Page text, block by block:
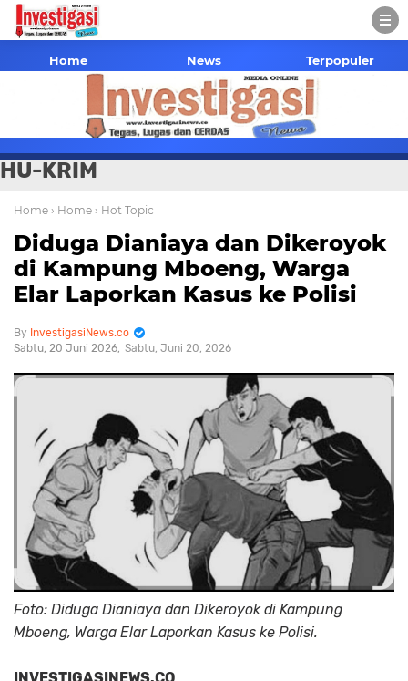
Home News Terpopuler
HU-KRIM
Home › Home › Hot Topic
Diduga Dianiaya dan Dikeroyok
di Kampung Mboeng, Warga
Elar Laporkan Kasus ke Polisi
InvestigasiNews.co
Sabtu, 20 Juni 2026 Sabtu, Juni 20, 2026
Foto: Diduga Dianiaya dan Dikeroyok di Kampung
Mboeng, Warga Elar Laporkan Kasus ke Polisi.